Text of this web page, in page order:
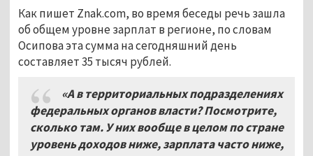
Как пишет Znak.com, во время беседы речь зашла
об общем уровне зарплат в регионе, по словам
Осипова эта сумма на сегодняшний день
составляет 35 тысяч рублей.
«А в территориальных подразделениях
федеральных органов власти? Посмотрите,
сколько там. У них вообще в целом по стране
уровень доходов ниже, зарплата часто ниже,